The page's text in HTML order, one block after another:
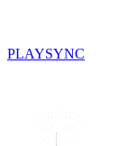
PLAYSYNC